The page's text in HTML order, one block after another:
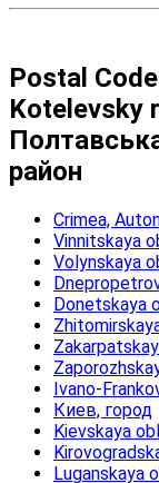
Postal
Kotelevsky
район
Crimea,
Vinnitskaya
Volynskaya
Donetskaya
Ivano-
Киев, город
Kievskaya
Luganskaya